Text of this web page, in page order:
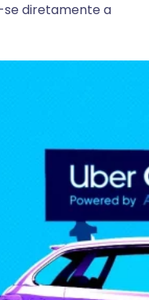
diretamente a